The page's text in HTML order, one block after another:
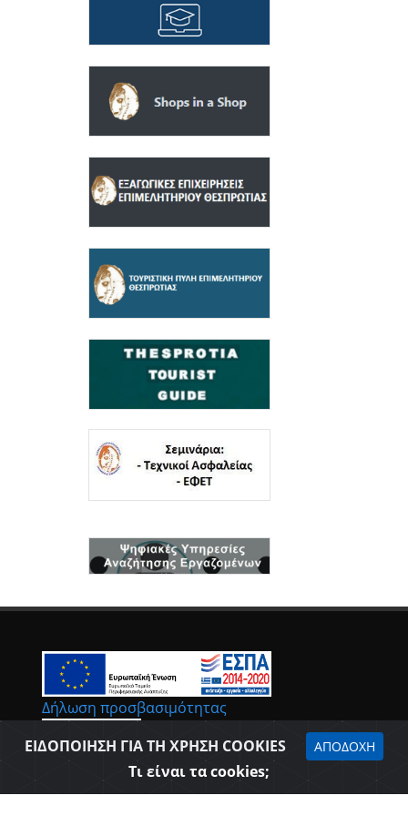
Δήλωση προσβασιμότητας
ΕΙΔΟΠΟΙΗΣΗ ΓΙΑ ΤΗ ΧΡΗΣΗ COOKIES ΑΠΟΔΟΧΗ
Τι είναι τα cookies;